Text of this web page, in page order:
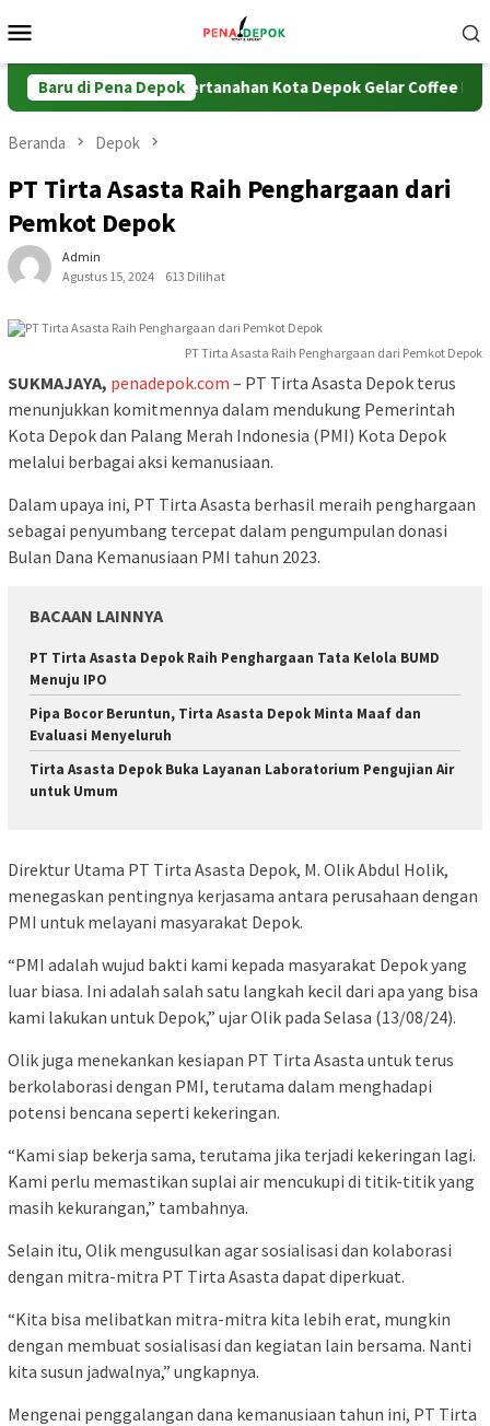
ke
Mobile
Baru di Pena Depok
Kantor Pertanahan Kota Depok Gelar Coffee
Beranda Depok
PT Tirta Asasta Raih Penghargaan dari
Pemkot Depok
Admin
Agustus 15, 2024
613 Dilihat
PT Tirta Asasta Raih Penghargaan dari Pemkot Depok
SUKMAJAYA, penadepok.com – PT Tirta Asasta Depok terus
menunjukkan komitmennya dalam mendukung Pemerintah
Kota Depok dan Palang Merah Indonesia (PMI) Kota Depok
melalui berbagai aksi kemanusiaan.
Dalam upaya ini, PT Tirta Asasta berhasil meraih penghargaan
sebagai penyumbang tercepat dalam pengumpulan donasi
Bulan Dana Kemanusiaan PMI tahun 2023.
BACAAN LAINNYA
PT Tirta Asasta Depok Raih Penghargaan Tata Kelola BUMD
Menuju IPO
Pipa Bocor Beruntun, Tirta Asasta Depok Minta Maaf dan
Evaluasi Menyeluruh
Tirta Asasta Depok Buka Layanan Laboratorium Pengujian Air
untuk Umum
Direktur Utama PT Tirta Asasta Depok, M. Olik Abdul Holik,
menegaskan pentingnya kerjasama antara perusahaan dengan
PMI untuk melayani masyarakat Depok.
“PMI adalah wujud bakti kami kepada masyarakat Depok yang
luar biasa. Ini adalah salah satu langkah kecil dari apa yang bisa
kami lakukan untuk Depok,” ujar Olik pada Selasa (13/08/24).
Olik juga menekankan kesiapan PT Tirta Asasta untuk terus
berkolaborasi dengan PMI, terutama dalam menghadapi
potensi bencana seperti kekeringan.
“Kami siap bekerja sama, terutama jika terjadi kekeringan lagi.
Kami perlu memastikan suplai air mencukupi di titik-titik yang
masih kekurangan,” tambahnya.
Selain itu, Olik mengusulkan agar sosialisasi dan kolaborasi
dengan mitra-mitra PT Tirta Asasta dapat diperkuat.
“Kita bisa melibatkan mitra-mitra kita lebih erat, mungkin
dengan membuat sosialisasi dan kegiatan lain bersama. Nanti
kita susun jadwalnya,” ungkapnya.
Mengenai penggalangan dana kemanusiaan tahun ini, PT Tirta